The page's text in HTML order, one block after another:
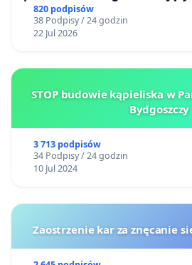
820 podpisów
38 Podpisy / 24 godzin
22 Jul 2026
STOP budowie kąpieliska w
Bydgoszczy
3 713 podpisów
34 Podpisy / 24 godzin
10 Jul 2024
Zaostrzenie kar za znęcanie